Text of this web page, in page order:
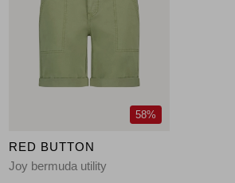
58%
RED BUTTON
Joy bermuda utility